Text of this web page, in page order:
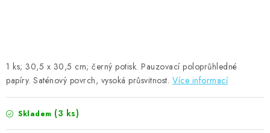
1 ks; 30,5 x 30,5 cm; černý potisk. Pauzovací poloprůhledné
papíry. Saténový povrch, vysoká průsvitnost. Více informací
Skladem (3 ks)